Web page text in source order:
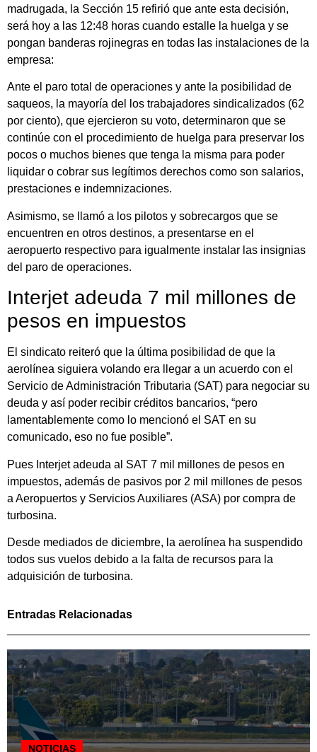
madrugada, la Sección 15 refirió que ante esta decisión,
será hoy a las 12:48 horas cuando estalle la huelga y se
pongan banderas rojinegras en todas las instalaciones de la
empresa:
Ante el paro total de operaciones y ante la posibilidad de
saqueos, la mayoría del los trabajadores sindicalizados (62
por ciento), que ejercieron su voto, determinaron que se
continúe con el procedimiento de huelga para preservar los
pocos o muchos bienes que tenga la misma para poder
liquidar o cobrar sus legítimos derechos como son salarios,
prestaciones e indemnizaciones.
Asimismo, se llamó a los pilotos y sobrecargos que se
encuentren en otros destinos, a presentarse en el
aeropuerto respectivo para igualmente instalar las insignias
del paro de operaciones.
Interjet adeuda 7 mil millones de
pesos en impuestos
El sindicato reiteró que la última posibilidad de que la
aerolínea siguiera volando era llegar a un acuerdo con el
Servicio de Administración Tributaria (SAT) para negociar su
deuda y así poder recibir créditos bancarios, “pero
lamentablemente como lo mencionó el SAT en su
comunicado, eso no fue posible”.
Pues Interjet adeuda al SAT 7 mil millones de pesos en
impuestos, además de pasivos por 2 mil millones de pesos
a Aeropuertos y Servicios Auxiliares (ASA) por compra de
turbosina.
Desde mediados de diciembre, la aerolínea ha suspendido
todos sus vuelos debido a la falta de recursos para la
adquisición de turbosina.
Entradas Relacionadas
NOTICIAS